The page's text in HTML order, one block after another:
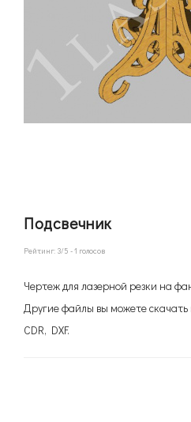
Подсвечник
Рейтинг: 3/5 -1 голосов
Чертеж для лазерной резки на
Другие файлы вы можете
CDR, DXF.